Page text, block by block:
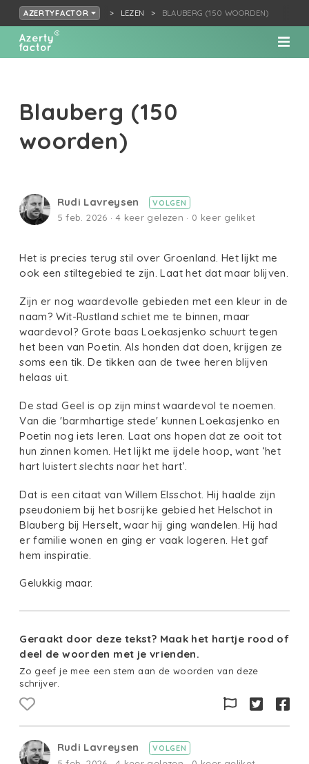
AZERTYFACTOR LEZEN BLAUBERG (150 WOORDEN)
Blauberg (150
woorden)
Rudi Lavreysen VOLGEN
5 feb. 2026 · 4 keer gelezen · 0 keer geliket
Het is precies terug stil over Groenland. Het lijkt me
ook een stiltegebied te zijn. Laat het dat maar blijven.
Zijn er nog waardevolle gebieden met een kleur in de
naam? Wit-Rustland schiet me te binnen, maar
waardevol? Grote baas Loekasjenko schuurt tegen
het been van Poetin. Als honden dat doen, krijgen ze
soms een tik. De tikken aan de twee heren blijven
helaas uit.
De stad Geel is op zijn minst waardevol te noemen.
Van die 'barmhartige stede' kunnen Loekasjenko en
Poetin nog iets leren. Laat ons hopen dat ze ooit tot
hun zinnen komen. Het lijkt me ijdele hoop, want ‘het
hart luistert slechts naar het hart’.
Dat is een citaat van Willem Elsschot. Hij haalde zijn
pseudoniem bij het bosrijke gebied het Helschot in
Blauberg bij Herselt, waar hij ging wandelen. Hij had
er familie wonen en ging er vaak logeren. Het gaf
hem inspiratie.
Gelukkig maar.
Geraakt door deze tekst? Maak het hartje rood of
deel de woorden met je vrienden.
Zo geef je mee een stem aan de woorden van deze
schrijver.
Rudi Lavreysen VOLGEN